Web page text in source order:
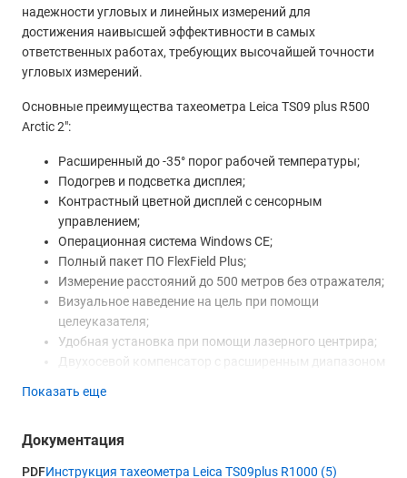
надежности угловых и линейных измерений для
достижения наивысшей эффективности в самых
ответственных работах, требующих высочайшей точности
угловых измерений.
Основные преимущества тахеометра Leica TS09 plus R500
Arctic 2":
Расширенный до -35° порог рабочей температуры;
Подогрев и подсветка дисплея;
Контрастный цветной дисплей с сенсорным
управлением;
Операционная система Windows СЕ;
Полный пакет ПО FlexField Plus;
Измерение расстояний до 500 метров без отражателя;
Визуальное наведение на цель при помощи
целеуказателя;
Удобная установка при помощи лазерного центрира;
Двухосевой компенсатор с расширенным диапазоном
Модуль Bluetooth для дистанционного управления;
Показать еще
Документация
PDFИнструкция тахеометра Leica TS09plus R1000 (5)